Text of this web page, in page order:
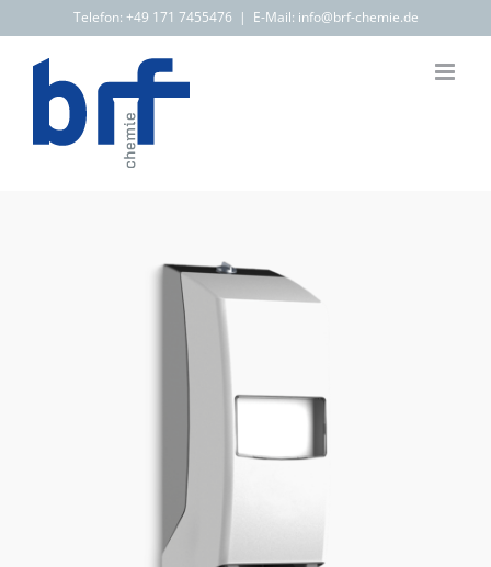
Inhalt
springen
Telefon: +49 171 7455476 | E-Mail: info@brf-chemie.de